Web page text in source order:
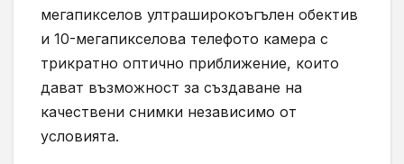
мегапикселов ултраширокоъгълен обектив
и 10-мегапикселова телефото камера с
трикратно оптично приближение, които
дават възможност за създаване на
качествени снимки независимо от
условията.